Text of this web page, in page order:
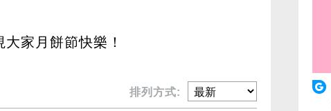
家月餅節快樂！
排列方式: